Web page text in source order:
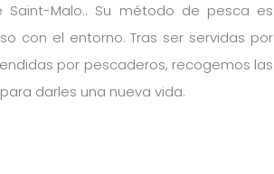
Saint-Malo.. Su método de pesca es
con el entorno. Tras ser servidas por
por pescaderos, recogemos las
darles una nueva vida.